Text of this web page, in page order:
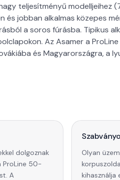
teljesítményű modelljeihez
jobban alkalmas közepes
a soros fúrásba. Tipikus
Az Asamer a
és Magyarországra, a
dolgoznak
ProLine 50-
A
Olyan
kihasználja